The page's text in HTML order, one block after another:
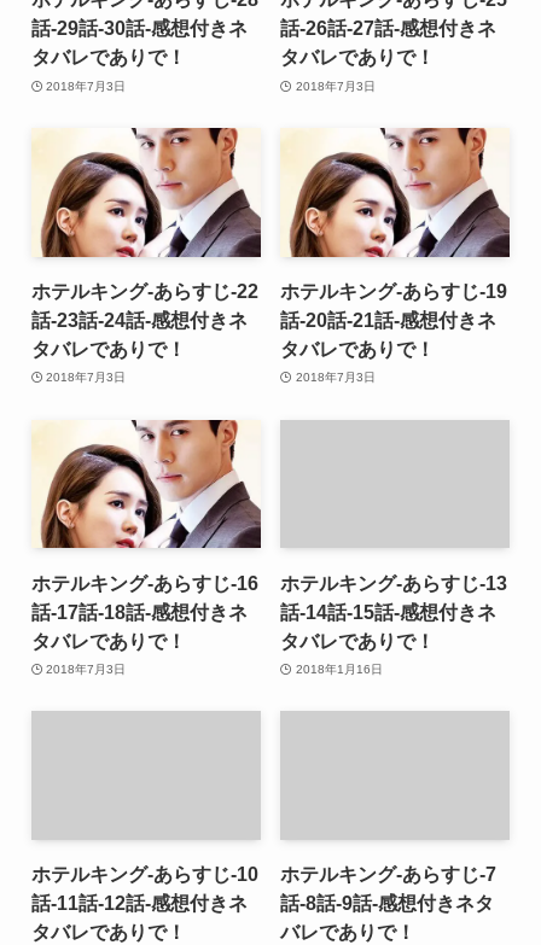
話-29話-30話-感想付きネ
タバレでありで！
2018年7月3日
話-26話-27話-感想付きネ
タバレでありで！
2018年7月3日
ホテルキング-あらすじ-22
話-23話-24話-感想付きネ
タバレでありで！
2018年7月3日
ホテルキング-あらすじ-19
話-20話-21話-感想付きネ
タバレでありで！
2018年7月3日
ホテルキング-あらすじ-16
話-17話-18話-感想付きネ
タバレでありで！
2018年7月3日
ホテルキング-あらすじ-13
話-14話-15話-感想付きネ
タバレでありで！
2018年1月16日
ホテルキング-あらすじ-10
話-11話-12話-感想付きネ
タバレでありで！
ホテルキング-あらすじ-7
話-8話-9話-感想付きネタ
バレでありで！